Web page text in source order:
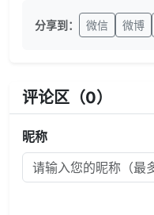
分享到： 微信 微博
评论区（0）
昵称